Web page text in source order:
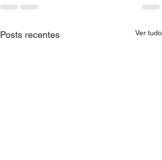
Posts recentes Ver tudo